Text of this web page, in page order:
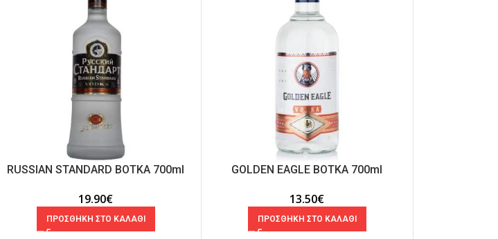
RUSSIAN STANDARD ΒΟΤΚΑ 700ml
19.90€
ΠΡΟΣΘΗΚΗ ΣΤΟ ΚΑΛΑΘΙ
GOLDEN EAGLE ΒΟΤΚΑ 700ml
13.50€
ΠΡΟΣΘΗΚΗ ΣΤΟ ΚΑΛΑΘΙ